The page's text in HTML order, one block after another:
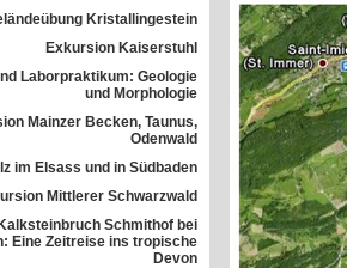
Kristallingestein
Exkursion Kaiserstuhl
Laborpraktikum: Geologie
und Morphologie
Mainzer Becken, Taunus,
Odenwald
im Elsass und in Südbaden
Mittlerer Schwarzwald
Schmithof bei
Eine Zeitreise ins tropische
Devon